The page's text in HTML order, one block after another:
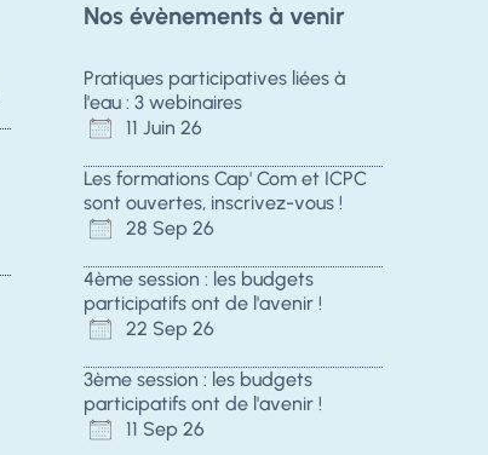
Nos évènements à venir
Pratiques participatives liées à
l'eau : 3 webinaires
11 Juin 26
Les formations Cap' Com et ICPC
sont ouvertes, inscrivez-vous !
28 Sep 26
4ème session : les budgets
participatifs ont de l'avenir !
22 Sep 26
3ème session : les budgets
participatifs ont de l'avenir !
11 Sep 26